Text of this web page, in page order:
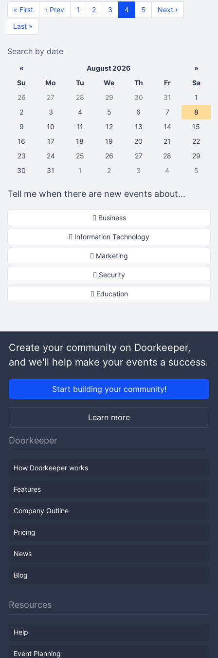
« First ‹ Prev 1 2 3 4 5
Next ›
Last »
Search by date
« August 2026
»
Su
Mo Tu We Th Fr
Sa
26
27 28 29 30 31
1
2
3 4 5 6 7
8
9
10 11 12 13 14
15
16
17 18 19 20 21
22
23
24 25 26 27 28
29
30
31 1 2 3 4 5
Tell me when there are new events about...
Business
Information Technology
Marketing
Security
Education
Create your community on Doorkeeper,
and we'll help make your events a success.
Start building your community!
Learn more
Doorkeeper
How Doorkeeper works
Features
Company Outline
Pricing
News
Blog
Resources
Help
Event Planning